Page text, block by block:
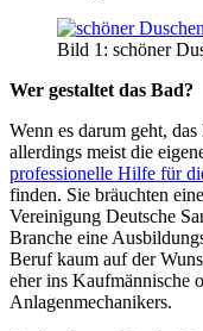
Bild 1: schöner
Wer gestaltet das Bad?
Wenn es darum geht,
allerdings meist die
professionelle Hilfe für
finden. Sie bräuchten
Vereinigung Deutsche
Branche eine
Beruf kaum auf der
eher ins Kaufmännische
Anlagenmechanikers.